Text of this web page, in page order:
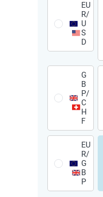
EU
R/
U
S
D
G
B
P/
C
H
F
EU
R/
G
B
P